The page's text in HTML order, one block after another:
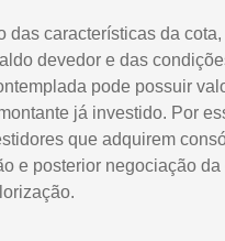
das características da
devedor e das
pode possuir
já investido. Por
que adquirem
e posterior negociação